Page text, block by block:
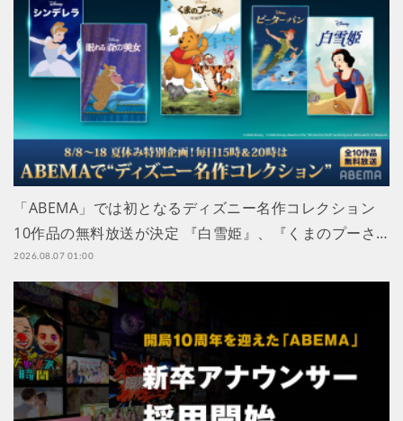
「ABEMA」では初となるディズニー名作コレクション
10作品の無料放送が決定 『白雪姫』、『くまのプーさ…
2026.08.07 01:00